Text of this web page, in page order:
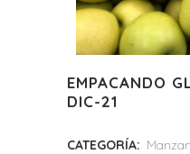
EMPACANDO
DIC-21
CATEGORÍA: